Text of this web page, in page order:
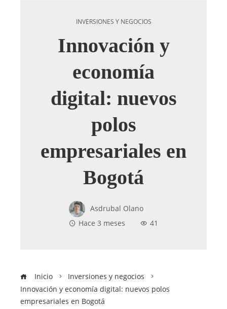
INVERSIONES Y NEGOCIOS
Innovación y
economía
digital: nuevos
polos
empresariales en
Bogotá
Asdrubal Olano
Hace 3 meses
41
Inicio
Inversiones y negocios
Innovación y economía digital: nuevos polos
empresariales en Bogotá